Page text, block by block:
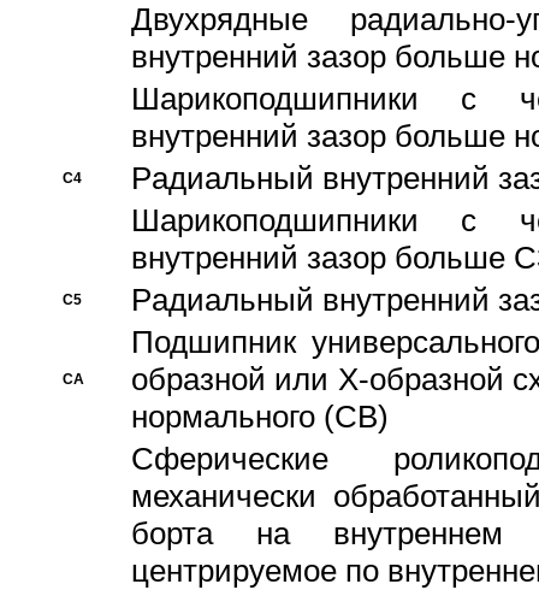
Двухрядные радиально-
внутренний зазор больше
Шарикоподшипники с
внутренний зазор больше
C4
Pадиальный внутренний
Шарикоподшипники с
внутренний зазор больше
C5 Pадиальный внутренний
CA
Подшипник
образной или Х-образной
нормального (CB)
Сферические
механически
борта на внутреннем
центрируемое по